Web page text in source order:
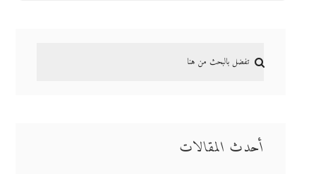
أحدث المقالات